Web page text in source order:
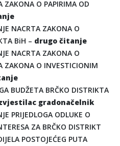
ZAKONA O PAPIRIMA OD
NACRTA ZAKONA O
BiH – drugo čitanje
NACRTA ZAKONA O
ZAKONA O INVESTICIONIM
BUDŽETA BRČKO DISTRIKTA
gradonačelnik
PRIJEDLOGA ODLUKE O
ZA BRČKO DISTRIKT
POSTOJEĆEG PUTA